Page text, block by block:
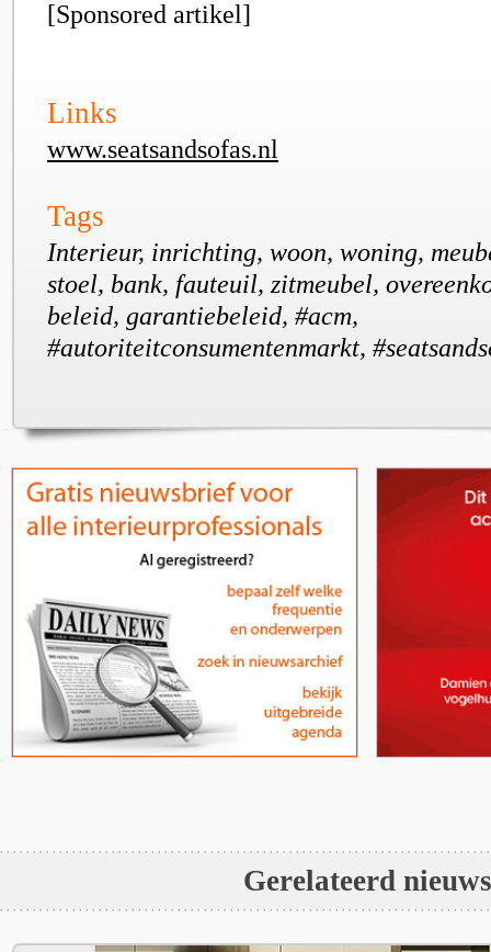
[Sponsored artikel]
Links
www.seatsandsofas.nl
Tags
Interieur, inrichting, woon, woning,
stoel, bank, fauteuil, zitmeubel,
beleid, garantiebeleid, #acm,
#autoriteitconsumentenmarkt,
Gerelateerd nieuws